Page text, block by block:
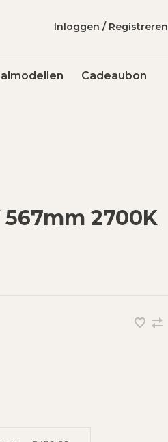
Cadeaubon
Inloggen / Registreren
567mm 2700K